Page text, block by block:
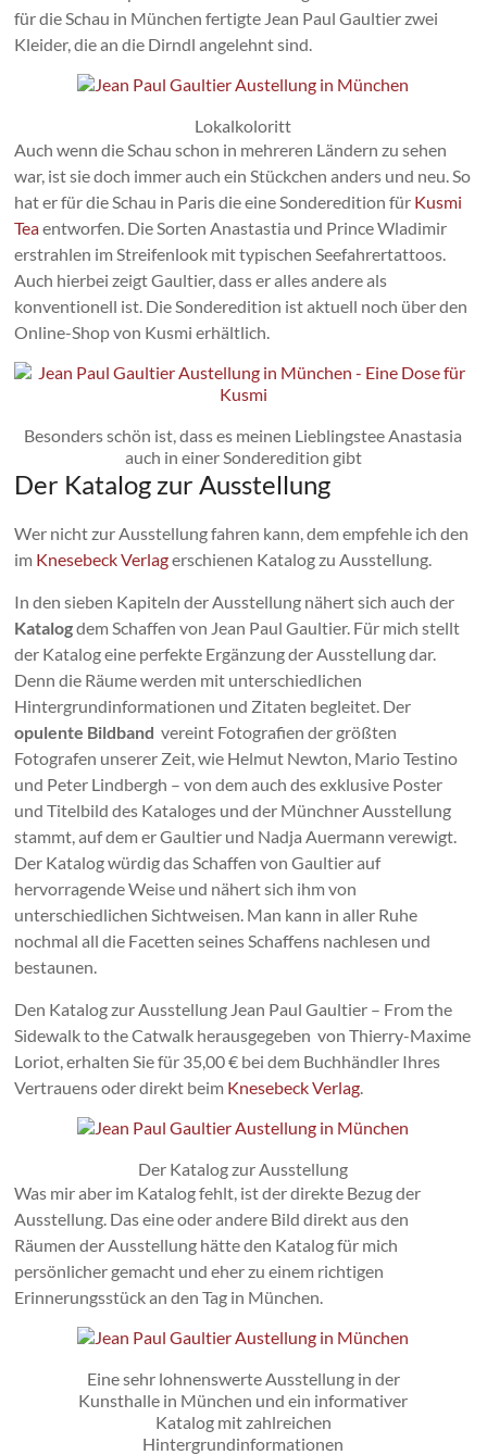
für die Schau in München fertigte Jean Paul Gaultier zwei
Kleider, die an die Dirndl angelehnt sind.
Lokalkoloritt
Auch wenn die Schau schon in mehreren Ländern zu sehen
war, ist sie doch immer auch ein Stückchen anders und neu. So
hat er für die Schau in Paris die eine Sonderedition für Kusmi
Teaentworfen. Die Sorten Anastastia und Prince Wladimir
erstrahlen im Streifenlook mit typischen Seefahrertattoos.
Auch hierbei zeigt Gaultier, dass er alles andere als
konventionell ist. Die Sonderedition ist aktuell noch über den
Online-Shop von Kusmi erhältlich.
Besonders schön ist, dass es meinen Lieblingstee Anastasia
auch in einer Sonderedition gibt
Der Katalog zur Ausstellung
Wer nicht zur Ausstellung fahren kann, dem empfehle ich den
im Knesebeck Verlagerschienen Katalog zu Ausstellung.
In den sieben Kapiteln der Ausstellung nähert sich auch der
Katalogdem Schaffen von Jean Paul Gaultier. Für mich stellt
der Katalog eine perfekte Ergänzung der Ausstellung dar.
Denn die Räume werden mit unterschiedlichen
Hintergrundinformationen und Zitaten begleitet. Der
opulente Bildband vereint Fotografien der größten
Fotografen unserer Zeit, wie Helmut Newton, Mario Testino
und Peter Lindbergh – von dem auch des exklusive Poster
und Titelbild des Kataloges und der Münchner Ausstellung
stammt, auf dem er Gaultier und Nadja Auermann verewigt.
Der Katalog würdig das Schaffen von Gaultier auf
hervorragende Weise und nähert sich ihm von
unterschiedlichen Sichtweisen. Man kann in aller Ruhe
nochmal all die Facetten seines Schaffens nachlesen und
bestaunen.
Den Katalog zur Ausstellung Jean Paul Gaultier – From the
Sidewalk to the Catwalk herausgegeben von Thierry-Maxime
Loriot, erhalten Sie für 35,00 € bei dem Buchhändler Ihres
Vertrauens oder direkt beim Knesebeck Verlag.
Der Katalog zur Ausstellung
Was mir aber im Katalog fehlt, ist der direkte Bezug der
Ausstellung. Das eine oder andere Bild direkt aus den
Räumen der Ausstellung hätte den Katalog für mich
persönlicher gemacht und eher zu einem richtigen
Erinnerungsstück an den Tag in München.
Eine sehr lohnenswerte Ausstellung in der
Kunsthalle in München und ein informativer
Katalog mit zahlreichen
Hintergrundinformationen